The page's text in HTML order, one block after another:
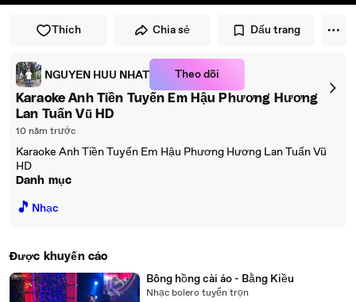
Thích Chia sẻ Dấu trang
NGUYEN HUU NHAT Theo dõi
Karaoke Anh Tiền Tuyến Em Hậu Phương Hương
Lan Tuấn Vũ HD
10 năm trước
Karaoke Anh Tiền Tuyến Em Hậu Phương Hương Lan Tuấn Vũ
HD
Danh mục
🎵 Nhạc
Được khuyến cáo
Bông hồng cài áo - Bằng Kiều
Nhạc bolero tuyển trọn